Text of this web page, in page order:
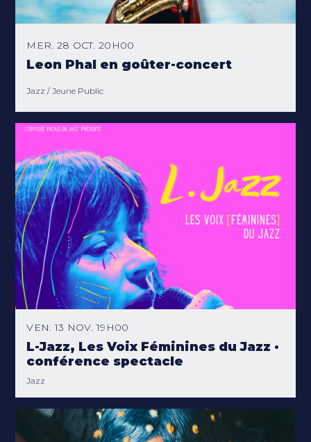
MER. 28 OCT. 20H00
Leon Phal en goûter-concert
Jazz Jeune Public
VEN. 13 NOV. 19H00
L-Jazz, Les Voix Féminines du Jazz ·
conférence spectacle
Jazz